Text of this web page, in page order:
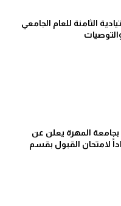
الثامنة للعام الجامعي
بجامعة المهرة يعلن عن
لامتحان القبول بقسم